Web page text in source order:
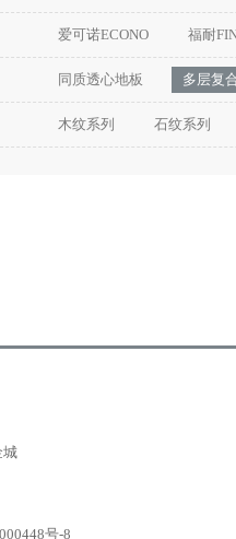
爱可诺ECONO 福耐
同质透心地板 多层复
木纹系列 石纹系列
城
号-8